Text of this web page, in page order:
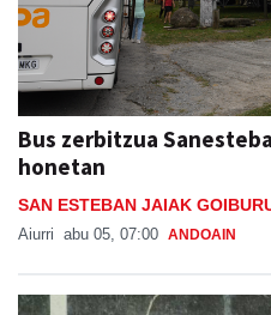
Bus zerbitzua
honetan
SAN ESTEBAN JAIAK
Aiurri abu 05, 07:00 ANDOAIN